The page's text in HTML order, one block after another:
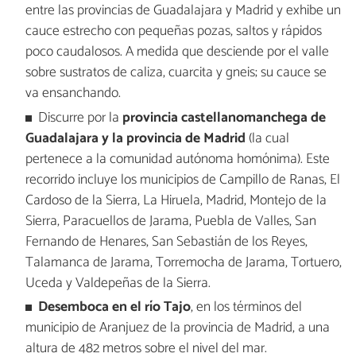
entre las provincias de Guadalajara y Madrid y exhibe un
cauce estrecho con pequeñas pozas, saltos y rápidos
poco caudalosos. A medida que desciende por el valle
sobre sustratos de caliza, cuarcita y gneis; su cauce se
va ensanchando.
Discurre por la provincia castellanomanchega de
Guadalajara y la provincia de Madrid (la cual
pertenece a la comunidad autónoma homónima). Este
recorrido incluye los municipios de Campillo de Ranas, El
Cardoso de la Sierra, La Hiruela, Madrid, Montejo de la
Sierra, Paracuellos de Jarama, Puebla de Valles, San
Fernando de Henares, San Sebastián de los Reyes,
Talamanca de Jarama, Torremocha de Jarama, Tortuero,
Uceda y Valdepeñas de la Sierra.
Desemboca en el río Tajo, en los términos del
municipio de Aranjuez de la provincia de Madrid, a una
altura de 482 metros sobre el nivel del mar.